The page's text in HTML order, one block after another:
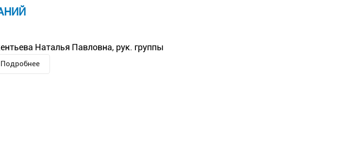
Наталья Павловна, рук. группы
Подробнее